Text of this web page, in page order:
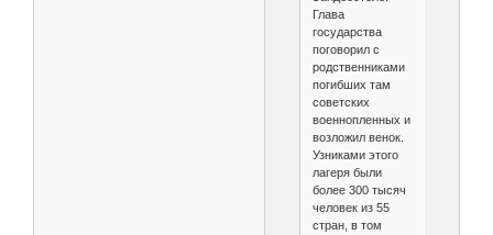
Глава
государства
поговорил с
родственниками
погибших там
советских
военнопленных и
возложил венок.
Узниками этого
лагеря были
более 300 тысяч
человек из 55
стран, в том